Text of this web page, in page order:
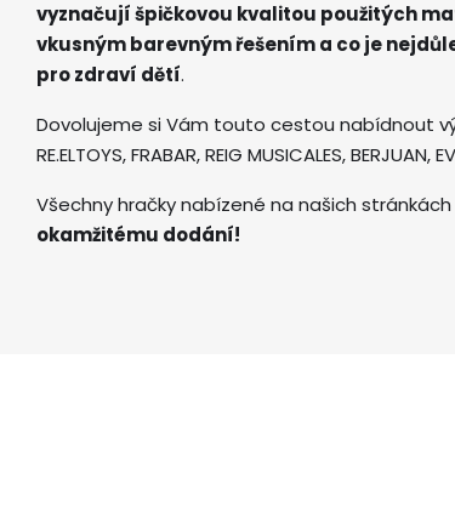
vyznačují špičkovou kvalitou použitých
vkusným barevným řešením a co je
pro zdraví dětí.
Dovolujeme si Vám touto cestou nabídnout
RE.ELTOYS, FRABAR, REIG MUSICALES, BERJUAN,
Všechny hračky nabízené na našich stránkách
okamžitému dodání!